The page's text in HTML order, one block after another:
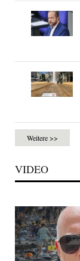
Weitere >>
VIDEO